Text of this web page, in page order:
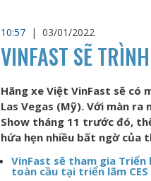
10:57 | 03/01/2022
VINFAST SẼ
Hãng xe Việt VinFast sẽ có
Las Vegas (Mỹ). Với màn
Show tháng 11 trước đó,
hứa hẹn nhiều bất ngờ của
VinFast sẽ tham gia Triển
toàn cầu tại triển lãm CES